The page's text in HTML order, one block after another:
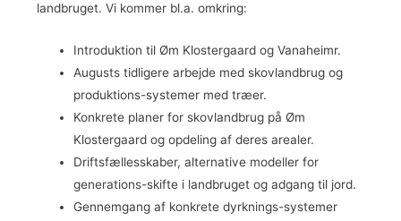
landbruget. Vi kommer bl.a. omkring:
Introduktion til Øm Klostergaard og Vanaheimr.
Augusts tidligere arbejde med skovlandbrug og
produktions-systemer med træer.
Konkrete planer for skovlandbrug på Øm
Klostergaard og opdeling af deres arealer.
Driftsfællesskaber, alternative modeller for
generations-skifte i landbruget og adgang til jord.
Gennemgang af konkrete dyrknings-systemer